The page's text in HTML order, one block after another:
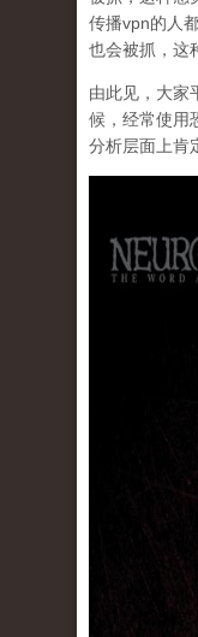
传播vpn的人
也会被抓，这
由此见，大家
候，经常使用
分析层面上肯